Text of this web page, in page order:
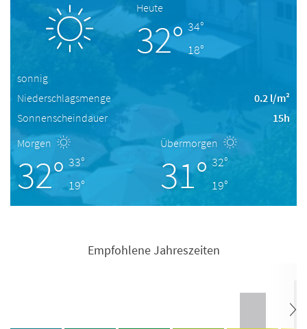
Heute
32° 34°
18°
sonnig
Niederschlagsmenge
0.2 l/m²
Sonnenscheindauer
15h
Morgen
32° 33°
19°
Übermorgen
31° 32°
19°
Empfohlene Jahreszeiten